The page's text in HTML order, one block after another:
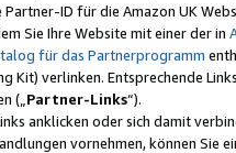
ID für die Amazon UK
Sie Ihre Website mit einer der in
für das Partnerprogramm
Kit) verlinken. Entsprechende
(„ Partner-Links“).
anklicken oder sich damit
vornehmen, können Sie